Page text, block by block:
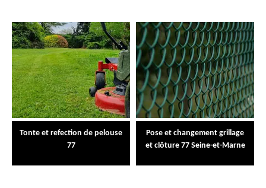
Tonte et refection de pelouse
77
Pose et changement grillage
et clôture 77 Seine-et-Marne